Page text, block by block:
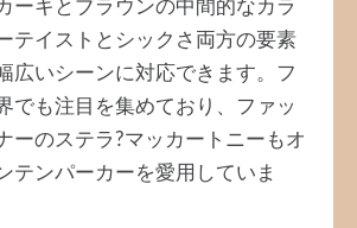
ーキとブラウンの中間的なカラ
テイストとシックさ両方の要素
広いシーンに対応できます。フ
でも注目を集めており、ファッ
ーのステラ?マッカートニーもオ
テンパーカーを愛用していま